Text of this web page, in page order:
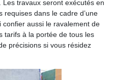
Les travaux seront exécutés en
requises dans le cadre d’une
confier aussi le ravalement de
tarifs à la portée de tous les
précisions si vous résidez